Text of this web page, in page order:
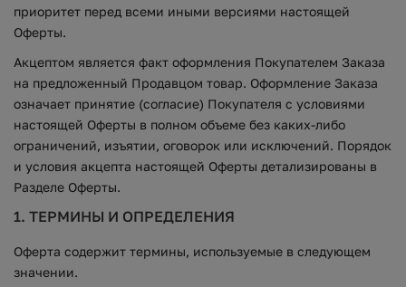
приоритет перед всеми иными версиями настоящей
Оферты.
Акцептом является факт оформления Покупателем Заказа
на предложенный Продавцом товар. Оформление Заказа
означает принятие (согласие) Покупателя с условиями
настоящей Оферты в полном объеме без каких-либо
ограничений, изъятии, оговорок или исключений. Порядок
и условия акцепта настоящей Оферты детализированы в
Разделе Оферты.
1. ТЕРМИНЫ И ОПРЕДЕЛЕНИЯ
Оферта содержит термины, используемые в следующем
значении.